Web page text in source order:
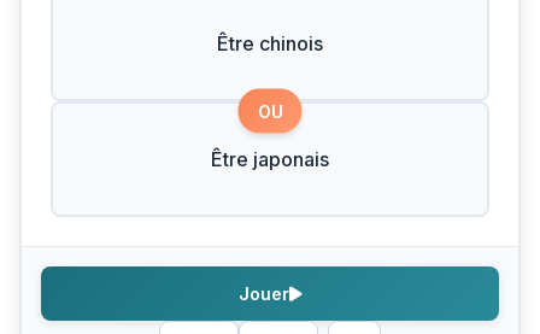
Être chinois
OU
Être japonais
Jouer